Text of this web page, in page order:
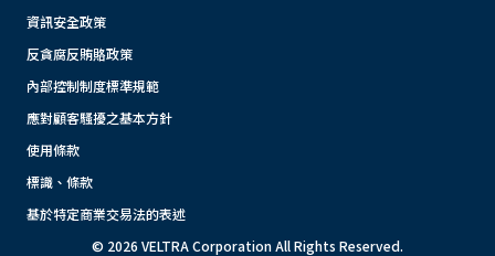
資訊安全政策
反貪腐反賄賂政策
內部控制制度標準規範
應對顧客騷擾之基本方針
使用條款
標識、條款
基於特定商業交易法的表述
© 2026 VELTRA Corporation All Rights Reserved.